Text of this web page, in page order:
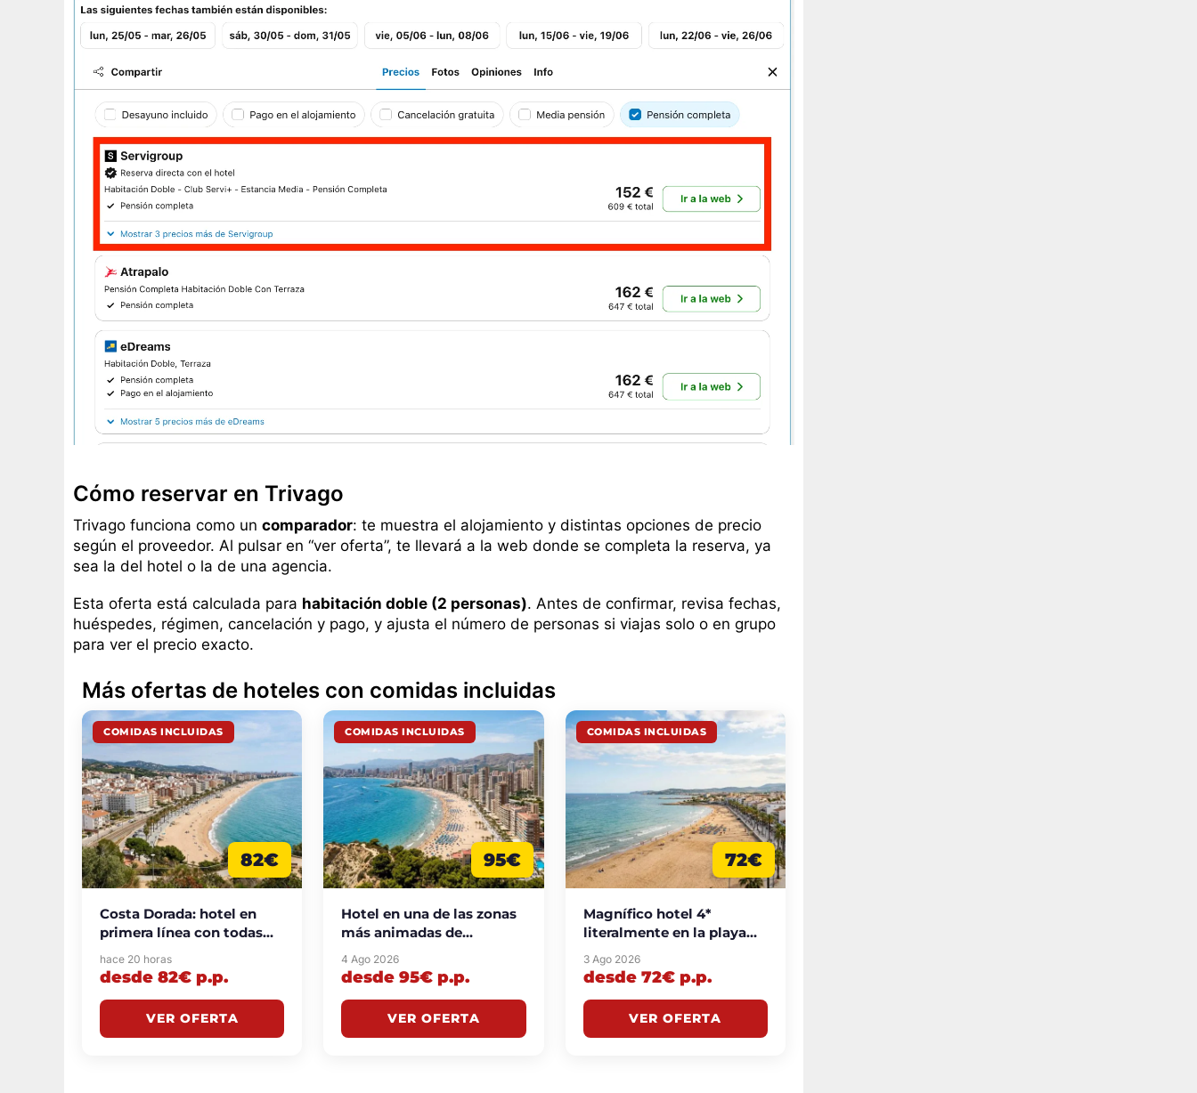
Cómo reservar en Trivago
Trivago funciona como un comparador: te muestra el alojamiento y distintas opciones de precio
según el proveedor. Al pulsar en “ver oferta”, te llevará a la web donde se completa la reserva, ya
sea la del hotel o la de una agencia.
Esta oferta está calculada para habitación doble (2 personas). Antes de confirmar, revisa fechas,
huéspedes, régimen, cancelación y pago, y ajusta el número de personas si viajas solo o en grupo
para ver el precio exacto.
Más ofertas de hoteles con comidas incluidas
COMIDAS INCLUIDAS
82€
Costa Dorada: hotel en
primera línea con todas
las comidas incluidas
desde 82€ p.p./noche
hace 20 horas
desde 82€ p.p.
VER OFERTA
COMIDAS INCLUIDAS
95€
Hotel en una de las zonas
más animadas de
Benidorm con todas las
comidas incluidas desde
95€ p.p./noche
4 Ago 2026
desde 95€ p.p.
VER OFERTA
COMIDAS INCLUIDAS
72€
Magnífico hotel 4*
literalmente en la playa
con todas las comidas
incluidas desde 72€
p.p./noche
3 Ago 2026
desde 72€ p.p.
VER OFERTA